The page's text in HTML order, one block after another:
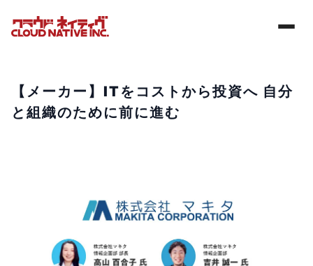
【メーカー】ITをコストから投資へ 自分
と組織のために前に進む